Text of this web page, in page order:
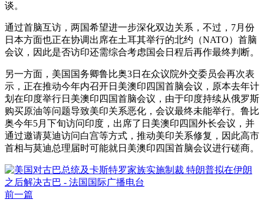
谈。
通过首脑互访，两国希望进一步深化双边关系，不过，7月份
日本方面也正在协调出席在土耳其举行的北约（NATO）首脑
会议，因此是否访印还需综合考虑国会日程后再作最终判断。
另一方面，美国国务卿鲁比奥3日在众议院外交委员会再次表
示，正在推动今年内召开日美澳印四国首脑会议，原本去年计
划在印度举行日美澳印四国首脑会议，由于印度持续从俄罗斯
购买原油等问题导致美印关系恶化，会议最终未能举行。鲁比
奥今年5月下旬访问印度，出席了日美澳印四国外长会议，并
通过邀请莫迪访问白宫等方式，推动美印关系修复，因此高市
首相与莫迪总理届时可能就日美澳印四国首脑会议进行磋商。
前一篇